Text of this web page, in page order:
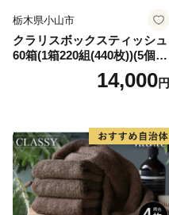
栃木県小山市
クラリスボックスティッシュ
60箱(1箱220組(440枚))(5個入
り×12セット)【1256759】
14,000円